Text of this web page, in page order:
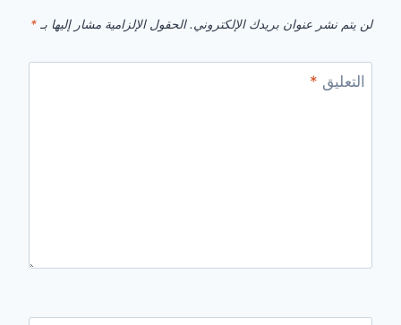
لن يتم نشر عنوان بريدك الإلكتروني. الحقول الإلزامية مشار إليها بـ *
التعليق *